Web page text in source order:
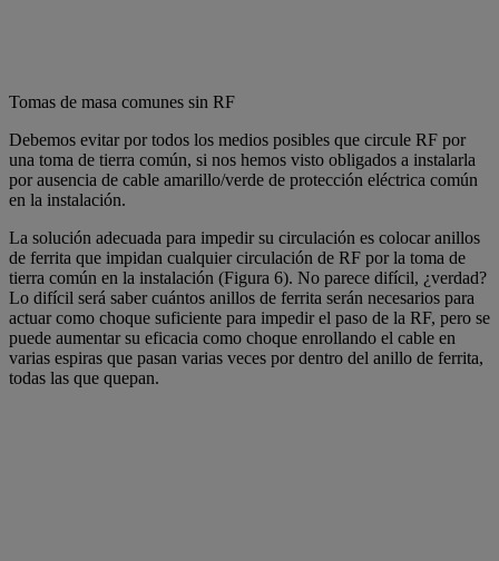
Tomas de masa comunes sin RF
Debemos evitar por todos los medios posibles que circule RF por
una toma de tierra común, si nos hemos visto obligados a instalarla
por ausencia de cable amarillo/verde de protección eléctrica común
en la instalación.
La solución adecuada para impedir su circulación es colocar anillos
de ferrita que impidan cualquier circulación de RF por la toma de
tierra común en la instalación (Figura 6). No parece difícil, ¿verdad?
Lo difícil será saber cuántos anillos de ferrita serán necesarios para
actuar como choque suficiente para impedir el paso de la RF, pero se
puede aumentar su eficacia como choque enrollando el cable en
varias espiras que pasan varias veces por dentro del anillo de ferrita,
todas las que quepan.